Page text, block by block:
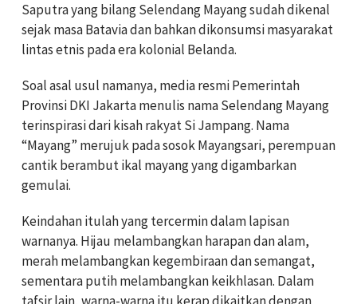
Saputra yang bilang Selendang Mayang sudah dikenal
sejak masa Batavia dan bahkan dikonsumsi masyarakat
lintas etnis pada era kolonial Belanda.
Soal asal usul namanya, media resmi Pemerintah
Provinsi DKI Jakarta menulis nama Selendang Mayang
terinspirasi dari kisah rakyat Si Jampang. Nama
“Mayang” merujuk pada sosok Mayangsari, perempuan
cantik berambut ikal mayang yang digambarkan
gemulai.
Keindahan itulah yang tercermin dalam lapisan
warnanya. Hijau melambangkan harapan dan alam,
merah melambangkan kegembiraan dan semangat,
sementara putih melambangkan keikhlasan. Dalam